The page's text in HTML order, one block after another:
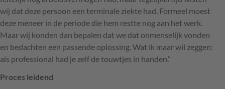
wij dat deze persoon een terminale ziekte had. Formeel moest
deze meneer in de periode die hem restte nog aan het werk.
Maar wij konden dan bepalen dat we dat onmenselijk vonden
en bedachten een passende oplossing. Wat ik maar wil zeggen:
als professional had je zelf de touwtjes in handen.”
Proces leidend